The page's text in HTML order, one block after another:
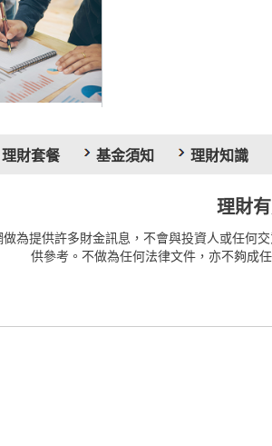
理財套餐 基金須知 理財知識
理財
為提供許多財金訊息，不會與投資人或任何
供參考。不做為任何法律文件，亦不夠成